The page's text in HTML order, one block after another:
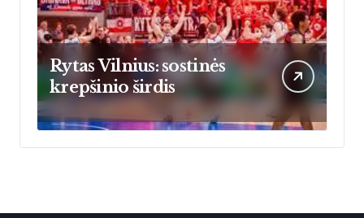
Rytas Vilnius: sostinės
krepšinio širdis